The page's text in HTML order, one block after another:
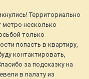
Территориально
метро несколько
только
попасть в квартиру,
контактировать,
за подсказку на
в палату из